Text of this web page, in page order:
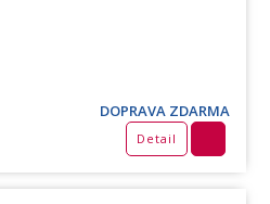
DOPRAVA ZDARMA
Detail